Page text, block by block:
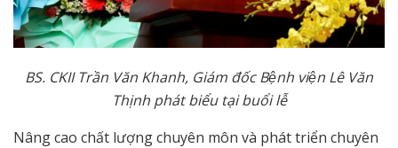
BS. CKII Trần Văn Khanh, Giám đốc Bệnh viện Lê Văn
Thịnhphát biểu tại buổi lễ
Nâng cao chất lượng chuyên môn và phát triển chuyên